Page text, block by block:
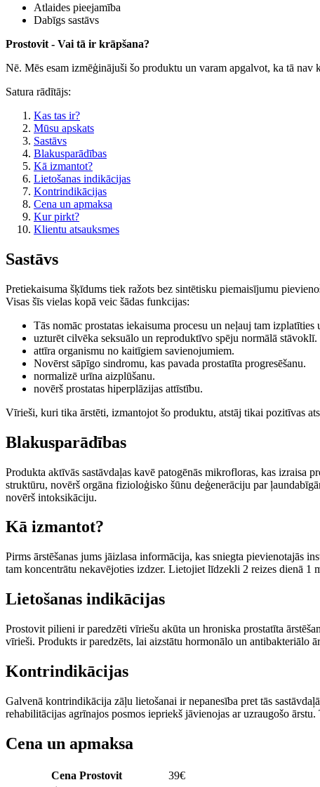
Atlaides pieejamība
Dabīgs sastāvs
Prostovit - Vai tā ir krāpšana?
Nē. Mēs esam izmēģinājuši šo produktu un varam apgalvot, ka tā nav
Satura rādītājs:
Kas tas ir?
Mūsu apskats
Sastāvs
Blakusparādības
Kā izmantot?
Lietošanas indikācijas
Kontrindikācijas
Cena un apmaksa
Kur pirkt?
Klientu atsauksmes
Sastāvs
Pretiekaisuma šķīdums tiek ražots bez sintētisku piemaisījumu
Visas šīs vielas kopā veic šādas funkcijas:
Tās nomāc prostatas iekaisuma procesu un neļauj tam izplatīties
uzturēt cilvēka seksuālo un reproduktīvo spēju normālā stāvoklī.
attīra organismu no kaitīgiem savienojumiem.
Novērst sāpīgo sindromu, kas pavada prostatīta progresēšanu.
normalizē urīna aizplūšanu.
novērš prostatas hiperplāzijas attīstību.
Vīrieši, kuri tika ārstēti, izmantojot šo produktu, atstāj tikai pozitīvas
Blakusparādības
Produkta aktīvās sastāvdaļas kavē patogēnās mikrofloras, kas izraisa
struktūru, novērš orgāna fizioloģisko šūnu deģenerāciju par
novērš intoksikāciju.
Kā izmantot?
Pirms ārstēšanas jums jāizlasa informācija, kas sniegta pievienotajās
tam koncentrātu nekavējoties izdzer. Lietojiet līdzekli 2 reizes dienā 1
Lietošanas indikācijas
Prostovit pilieni ir paredzēti vīriešu akūta un hroniska prostatīta
vīrieši. Produkts ir paredzēts, lai aizstātu hormonālo un antibakteriālo
Kontrindikācijas
Galvenā kontrindikācija zāļu lietošanai ir nepanesība pret tās
rehabilitācijas agrīnajos posmos iepriekš jāvienojas ar uzraugošo
Cena un apmaksa
Cena Prostovit 39€